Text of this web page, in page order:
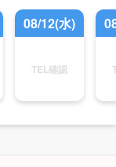
08/12(水)
TEL確認